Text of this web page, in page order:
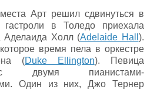
Арт решил сдвинуться в
в Толедо приехала
Аделаида Холл (Adelaide Hall ).
время пела в оркестре
(Duke Ellington). Певица
двумя пианистами-
Один из них, Джо Тернер